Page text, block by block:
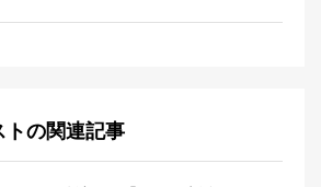
トの関連記事